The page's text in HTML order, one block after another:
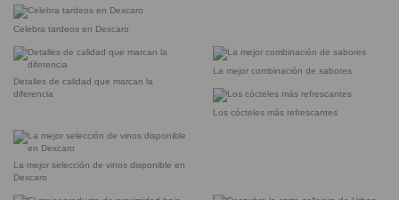
Celebra tardeos en Dexcaro
Detalles de calidad que marcan la
diferencia
La mejor combinación de sabores
Los cócteles más refrescantes
La mejor selección de vinos disponible en
Dexcaro